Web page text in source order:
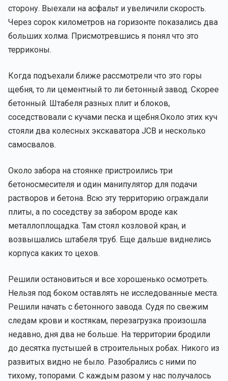
сторону. Выехали на асфальт и увеличили скорость.
Через сорок километров на горизонте показались два
больших холма. Присмотревшись я понял что это
терриконы.
Когда подъехали ближе рассмотрели что это горы
щебня, то ли цементный то ли бетонный завод. Скорее
бетонный. Штабеля разных плит и блоков,
соседствовали с кучами песка и щебня.Около этих куч
стояли два колесных экскаватора JCB и несколько
самосвалов.
Около забора на стоянке пристроились три
бетоносмесителя и один манипулятор для подачи
растворов и бетона. Всю эту территорию ограждали
плиты, а по соседству за забором вроде как
металлоплощадка. Там стоял козловой кран, и
возвышались штабеля труб. Еще дальше виднелись
корпуса каких то цехов.
Решили остановиться и все хорошенько осмотреть.
Нельзя под боком оставлять не исследованные места.
Решили начать с бетонного завода. Судя по свежим
следам крови и костякам, перезагрузка произошла
недавно, дня два не больше. На территории бродили
до десятка пустышей в строительных робах. Никого из
развитых видно не было. Разобрались с ними по
тихому, топорами. С каждым разом у нас получалось